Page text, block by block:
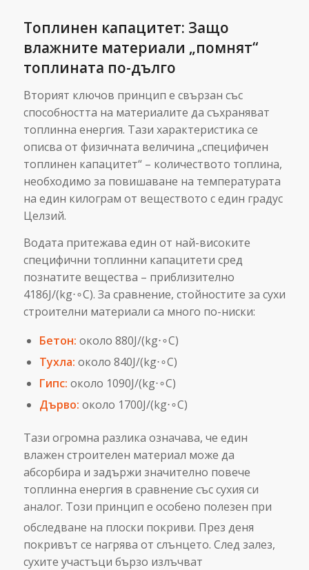
Топлинен капацитет: Защо
влажните материали „помнят“
топлината по-дълго
Вторият ключов принцип е свързан със
способността на материалите да съхраняват
топлинна енергия. Тази характеристика се
описва от физичната величина „специфичен
топлинен капацитет“ – количеството топлина,
необходимо за повишаване на температурата
на един килограм от веществото с един градус
Целзий.
Водата притежава един от най-високите
специфични топлинни капацитети сред
познатите вещества – приблизително
4186J/(kg⋅∘C). За сравнение, стойностите за сухи
строителни материали са много по-ниски:
Бетон: около 880J/(kg⋅∘C)
Тухла: около 840J/(kg⋅∘C)
Гипс: около 1090J/(kg⋅∘C)
Дърво: около 1700J/(kg⋅∘C)
Тази огромна разлика означава, че един
влажен строителен материал може да
абсорбира и задържи значително повече
топлинна енергия в сравнение със сухия си
аналог. Този принцип е особено полезен при
обследване на плоски покриви. През деня
покривът се нагрява от слънцето. След залез,
сухите участъци бързо излъчват